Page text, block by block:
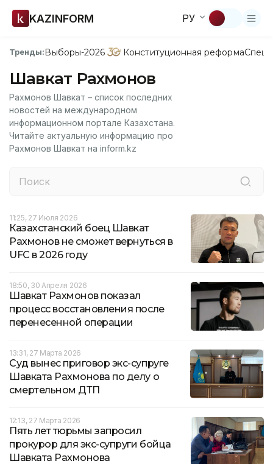
KAZINFORM РУ
Тренды:Выборы-2026 Конституционная реформа
Шавкат Рахмонов
Рахмонов Шавкат – список последних
новостей на международном
информационном портале Казахстана.
Читайте актуальную информацию про
Рахмонов Шавкат на inform.kz
11:25, 27 Июля 2026
Казахстанский боец Шавкат
Рахмонов не сможет вернуться в
UFC в 2026 году
18:50, 30 Апреля 2026
Шавкат Рахмонов показал
процесс восстановления после
перенесенной операции
13:31, 27 Марта 2026
Суд вынес приговор экс-супруге
Шавката Рахмонова по делу о
смертельном ДТП
12:13, 27 Марта 2026
Пять лет тюрьмы запросил
прокурор для экс-супруги бойца
Шавката Рахмонова